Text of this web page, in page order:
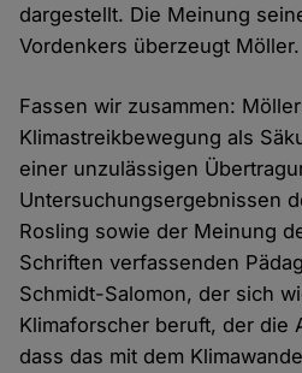
dargestellt. Die Meinung
Vordenkers überzeugt
Fassen wir zusammen:
Klimastreikbewegung als
einer unzulässigen
Untersuchungsergebnissen
Rosling sowie der Meinung
Schriften verfassenden
Schmidt-Salomon, der sich
Klimaforscher beruft, der die
dass das mit dem